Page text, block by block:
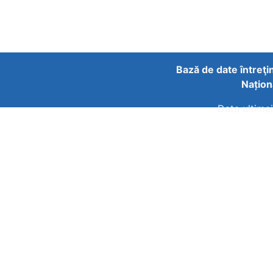
Bază de date
Data